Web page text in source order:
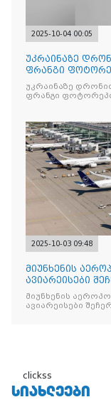
2025-10-04 00:05
უკრაინაზე
ფრანგი
უკრაინაზე
ფრანგი
2025-10-03 09:48
მიუნხენის
ავიარეისები
მიუნხენის
ავიარეისები
clickss
ᲡᲘᲐᲮᲚᲔᲔᲑᲘ